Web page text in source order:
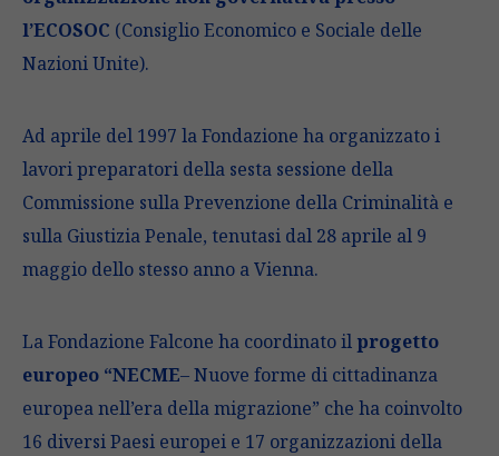
l’ECOSOC (Consiglio Economico e Sociale delle
Nazioni Unite).
Ad aprile del 1997 la Fondazione ha organizzato i
lavori preparatori della sesta sessione della
Commissione sulla Prevenzione della Criminalità e
sulla Giustizia Penale, tenutasi dal 28 aprile al 9
maggio dello stesso anno a Vienna.
La Fondazione Falcone ha coordinato il progetto
europeo “NECME– Nuove forme di cittadinanza
europea nell’era della migrazione” che ha coinvolto
16 diversi Paesi europei e 17 organizzazioni della